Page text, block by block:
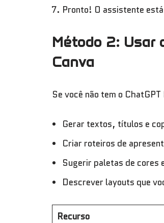
Pronto! O assistente
Método 2: Usar
Canva
Se você não tem o
Gerar textos, títulos e
Criar roteiros de
Sugerir paletas de cores
Descrever layouts que
Recurso